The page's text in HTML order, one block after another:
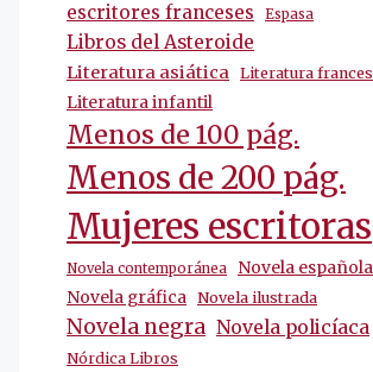
escritores franceses Espasa
Libros del Asteroide
Literatura asiática Literatura
Literatura infantil
Menos de 100 pág.
Menos de 200 pág.
Mujeres escritoras
Novela contemporánea
Novela española
Novela gráfica Novela ilustrada
Novela negra Novela policíaca
Nórdica Libros